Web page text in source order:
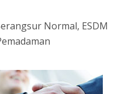
Normal, ESDM